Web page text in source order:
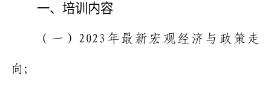
一、培训内容
（一） 2023 年最新宏观经济与政策走
向；